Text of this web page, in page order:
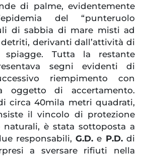
di palme, evidentemente
del “punteruolo
di sabbia di mare misti ad
derivanti dall’attività di
spiagge. Tutta la restante
segni evidenti di
riempimento con
oggetto di accertamento.
circa 40mila metri quadrati,
il vincolo di protezione
naturali, è stata sottoposta a
responsabili,G.D. e P.D.di
a sversare rifiuti nella